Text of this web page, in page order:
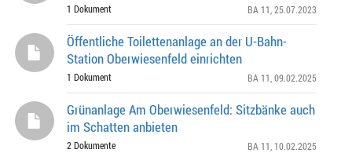
1 Dokument BA 11 , 25.07.2023
Öffentliche Toilettenanlage an der U-Bahn-
Station Oberwiesenfeld einrichten
1 Dokument BA 11 , 09.02.2025
Grünanlage Am Oberwiesenfeld: Sitzbänke auch
im Schatten anbieten
2 Dokumente BA 11 , 10.02.2025